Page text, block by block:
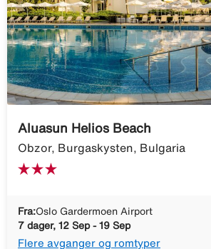
Aluasun Helios Beach
Obzor, Burgaskysten, Bulgaria
Fra:Oslo Gardermoen Airport
7 dager, 12 Sep - 19 Sep
Flere avganger og romtyper